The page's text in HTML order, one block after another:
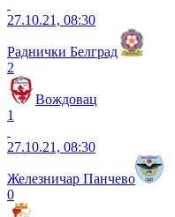
27.10.21, 08:30
Раднички Белград
2
Вождовац
1
27.10.21, 08:30
Железничар Панчево
0